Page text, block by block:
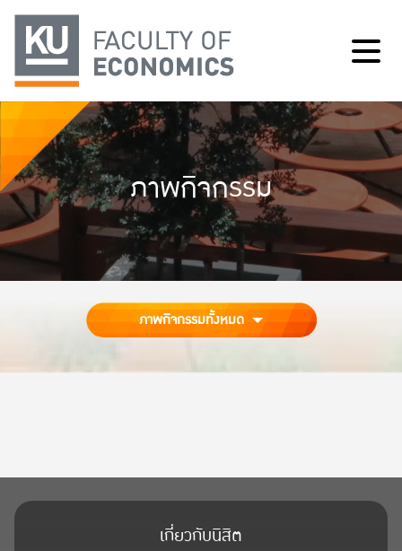
ภาพกิจกรรม
ภาพกิจกรรมทั้งหมด
เกี่ยวกับนิสิต